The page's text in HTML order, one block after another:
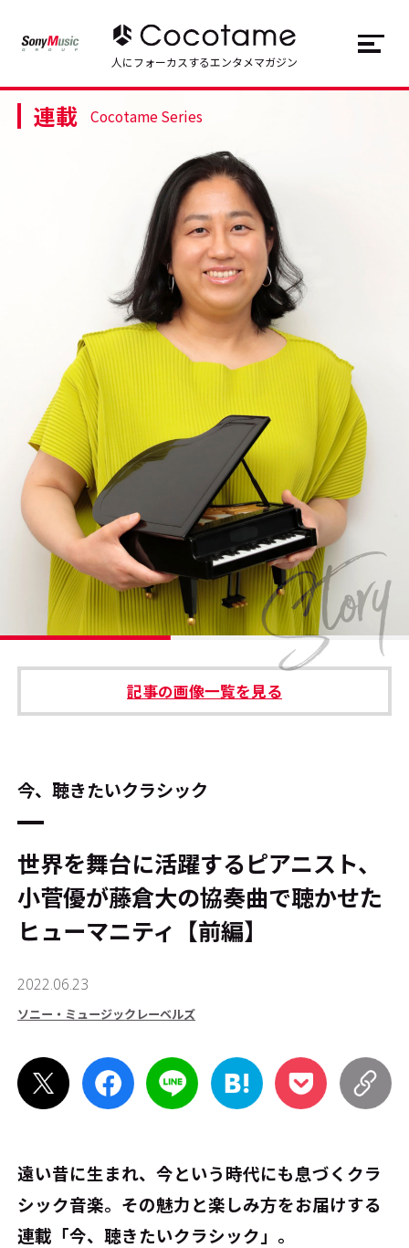
トップ Top
Series
Cocotameとは About
#エンタメ業界のちょっといい話
#サステナブルな取り組み #スタッフが語る
#リクルート
運営会社 プライバシーポリシー
本サイトご利用にあたって Cookie Settings
JP EN
人にフォーカスするエンタメマガジン
連載 Cocotame Series
記事の画像一覧を見る
今、聴きたいクラシック
世界を舞台に活躍するピアニスト、
小菅優が藤倉大の協奏曲で聴かせた
ヒューマニティ【前編】
2022.06.23
ソニー・ミュージックレーベルズ
遠い昔に生まれ、今という時代にも息づくクラ
シック音楽。その魅力と楽しみ方をお届けする
連載「今、聴きたいクラシック」。